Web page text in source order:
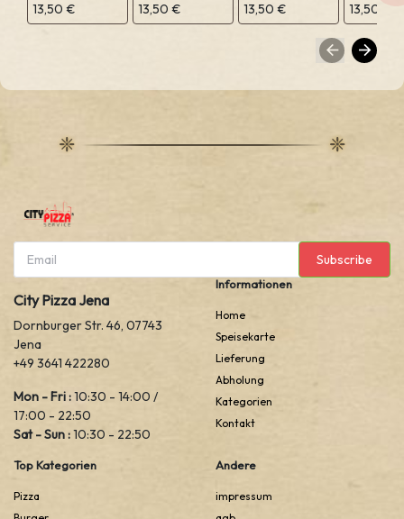
13,50 €
13,50 €
13,50 €
13,50 €
Subscribe
City Pizza Jena
Dornburger Str. 46, 07743
Jena
+49 3641 422280
Mon - Fri :10:30 - 14:00 /
17:00 - 22:50
Sat - Sun :10:30 - 22:50
Informationen
Home
Speisekarte
Lieferung
Abholung
Kategorien
Kontakt
Top Kategorien
Pizza
Andere
impressum